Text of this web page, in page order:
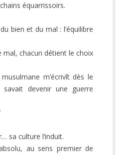
équarrissoirs.
bien et du mal : l’équilibre
mal, chacun détient le choix
m’écrivît dès le
devenir une guerre
sa culture l’induit.
au sens premier de